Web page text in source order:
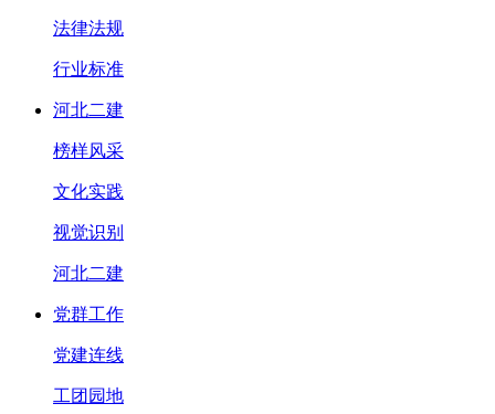
法律法规
行业标准
河北二建
榜样风采
文化实践
视觉识别
河北二建
党群工作
党建连线
工团园地